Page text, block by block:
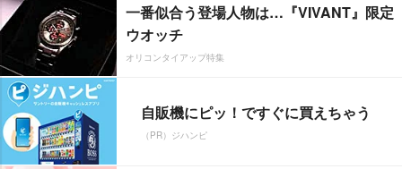
一番似合う登場人物は…『VIVANT』限定
ウオッチ
オリコンタイアップ特集
自販機にピッ！ですぐに買えちゃう
（PR）ジハンピ